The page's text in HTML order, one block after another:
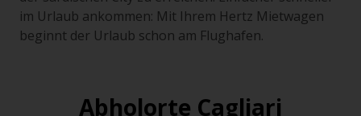
im Urlaub ankommen: Mit Ihrem Hertz Mietwagen
beginnt der Urlaub schon am Flughafen.
Abholorte Cagliari